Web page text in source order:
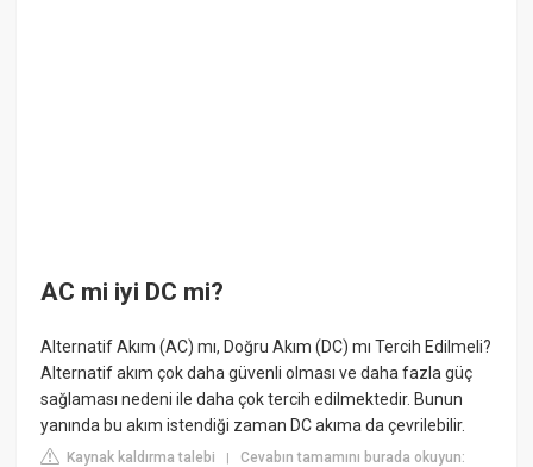
AC mi iyi DC mi?
Alternatif Akım (AC) mı, Doğru Akım (DC) mı Tercih Edilmeli?
Alternatif akım çok daha güvenli olması ve daha fazla güç
sağlaması nedeni ile daha çok tercih edilmektedir. Bunun
yanında bu akım istendiği zaman DC akıma da çevrilebilir.
Kaynak kaldırma talebi |Cevabın tamamını burada okuyun: